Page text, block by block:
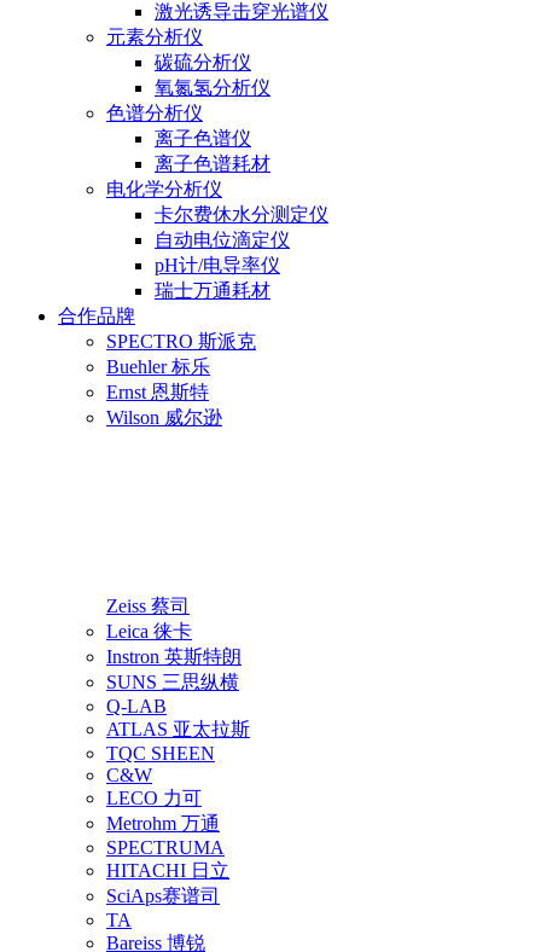
激光诱导击穿光谱仪
元素分析仪
碳硫分析仪
氧氮氢分析仪
色谱分析仪
离子色谱仪
离子色谱耗材
电化学分析仪
卡尔费休水分测定仪
自动电位滴定仪
pH计/电导率仪
瑞士万通耗材
合作品牌
SPECTRO 斯派克
Buehler 标乐
Ernst 恩斯特
Wilson 威尔逊
Zeiss 蔡司
Leica 徕卡
Instron 英斯特朗
SUNS 三思纵横
Q-LAB
ATLAS 亚太拉斯
TQC SHEEN
C&W
LECO 力可
Metrohm 万通
SPECTRUMA
HITACHI 日立
SciAps赛谱司
TA
Bareiss 博锐